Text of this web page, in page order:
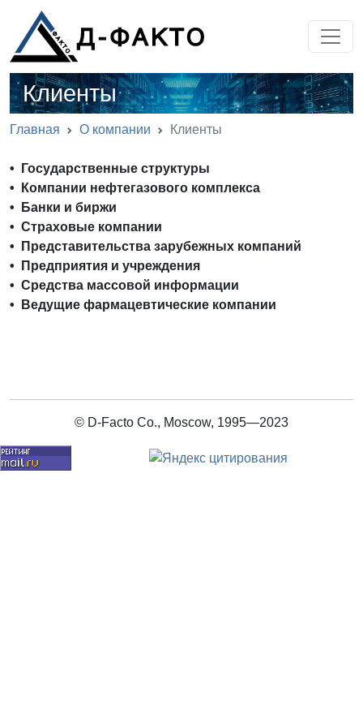
Клиенты
Главная О компании Клиенты
• Государственные структуры
• Компании нефтегазового комплекса
• Банки и биржи
• Страховые компании
• Представительства зарубежных компаний
• Предприятия и учреждения
• Средства массовой информации
• Ведущие фармацевтические компании
© D-Facto Co., Moscow, 1995—2023